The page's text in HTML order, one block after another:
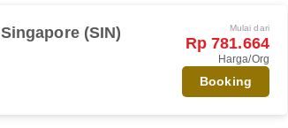
Singapore (SIN) Mulai dari
Rp 781.664
Harga/Org
Booking